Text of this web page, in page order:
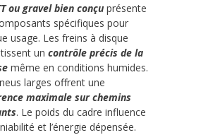
ou gravel bien conçu présente
spécifiques pour
usage. Les freins à disque
un contrôle précis de la
même en conditions humides.
larges offrent une
maximale sur chemins
. Le poids du cadre influence
et l’énergie dépensée.